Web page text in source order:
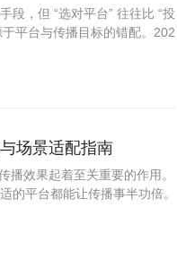
段，但 “选对平台” 往往比 “投
平台与传播目标的错配。202
场景适配指南
效果起着至关重要的作用。
的平台都能让传播事半功倍。